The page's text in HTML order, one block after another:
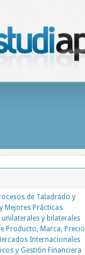
de Taladrado y
Mejores Prácticas
y bilaterales
Producto, Marca, Precio
Internacionales
y Gestión Financiera